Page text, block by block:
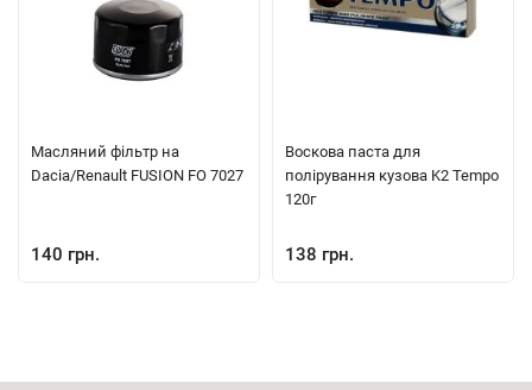
Масляний фільтр на
Dacia/Renault FUSION FO 7027
140 грн.
Воскова паста для
полірування кузова K2 Tempo
120г
138 грн.